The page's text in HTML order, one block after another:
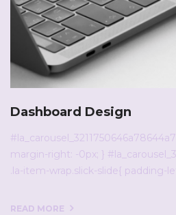
Dashboard Design
margin-right: -0px; }
.la-item-wrap.slick-slide{ padding-
READ MORE